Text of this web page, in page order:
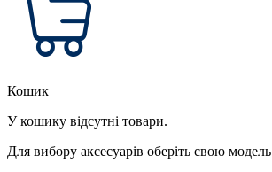
Кошик
У кошику відсутні товари.
Для вибору аксесуарів оберіть свою